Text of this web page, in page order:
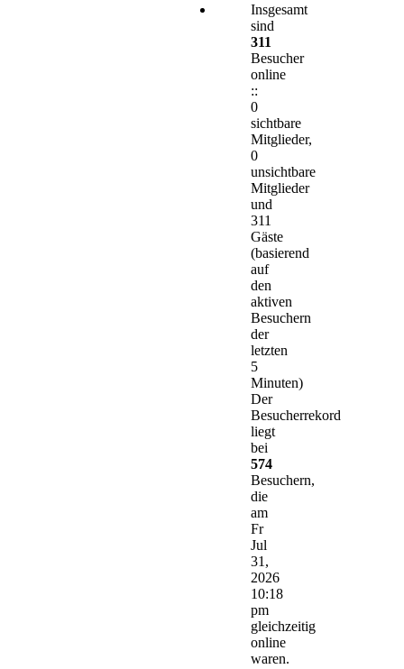
Insgesamt
sind
311
Besucher
online
::
0
sichtbare
Mitglieder,
0
unsichtbare
Mitglieder
und
311
Gäste
(basierend
auf
den
aktiven
Besuchern
der
letzten
5
Minuten)
Der
Besucherrekord
liegt
bei
574
Besuchern,
die
am
Fr
Jul
31,
2026
10:18
pm
gleichzeitig
online
waren.